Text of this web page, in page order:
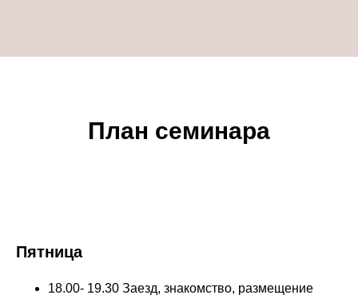
План семинара
Пятница
18.00- 19.30 Заезд, знакомство, размещение